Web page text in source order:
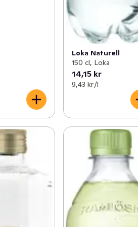
Loka Naturell
150 cl, Loka
14,15 kr
9,43 kr /l